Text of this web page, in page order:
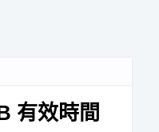
有效時間